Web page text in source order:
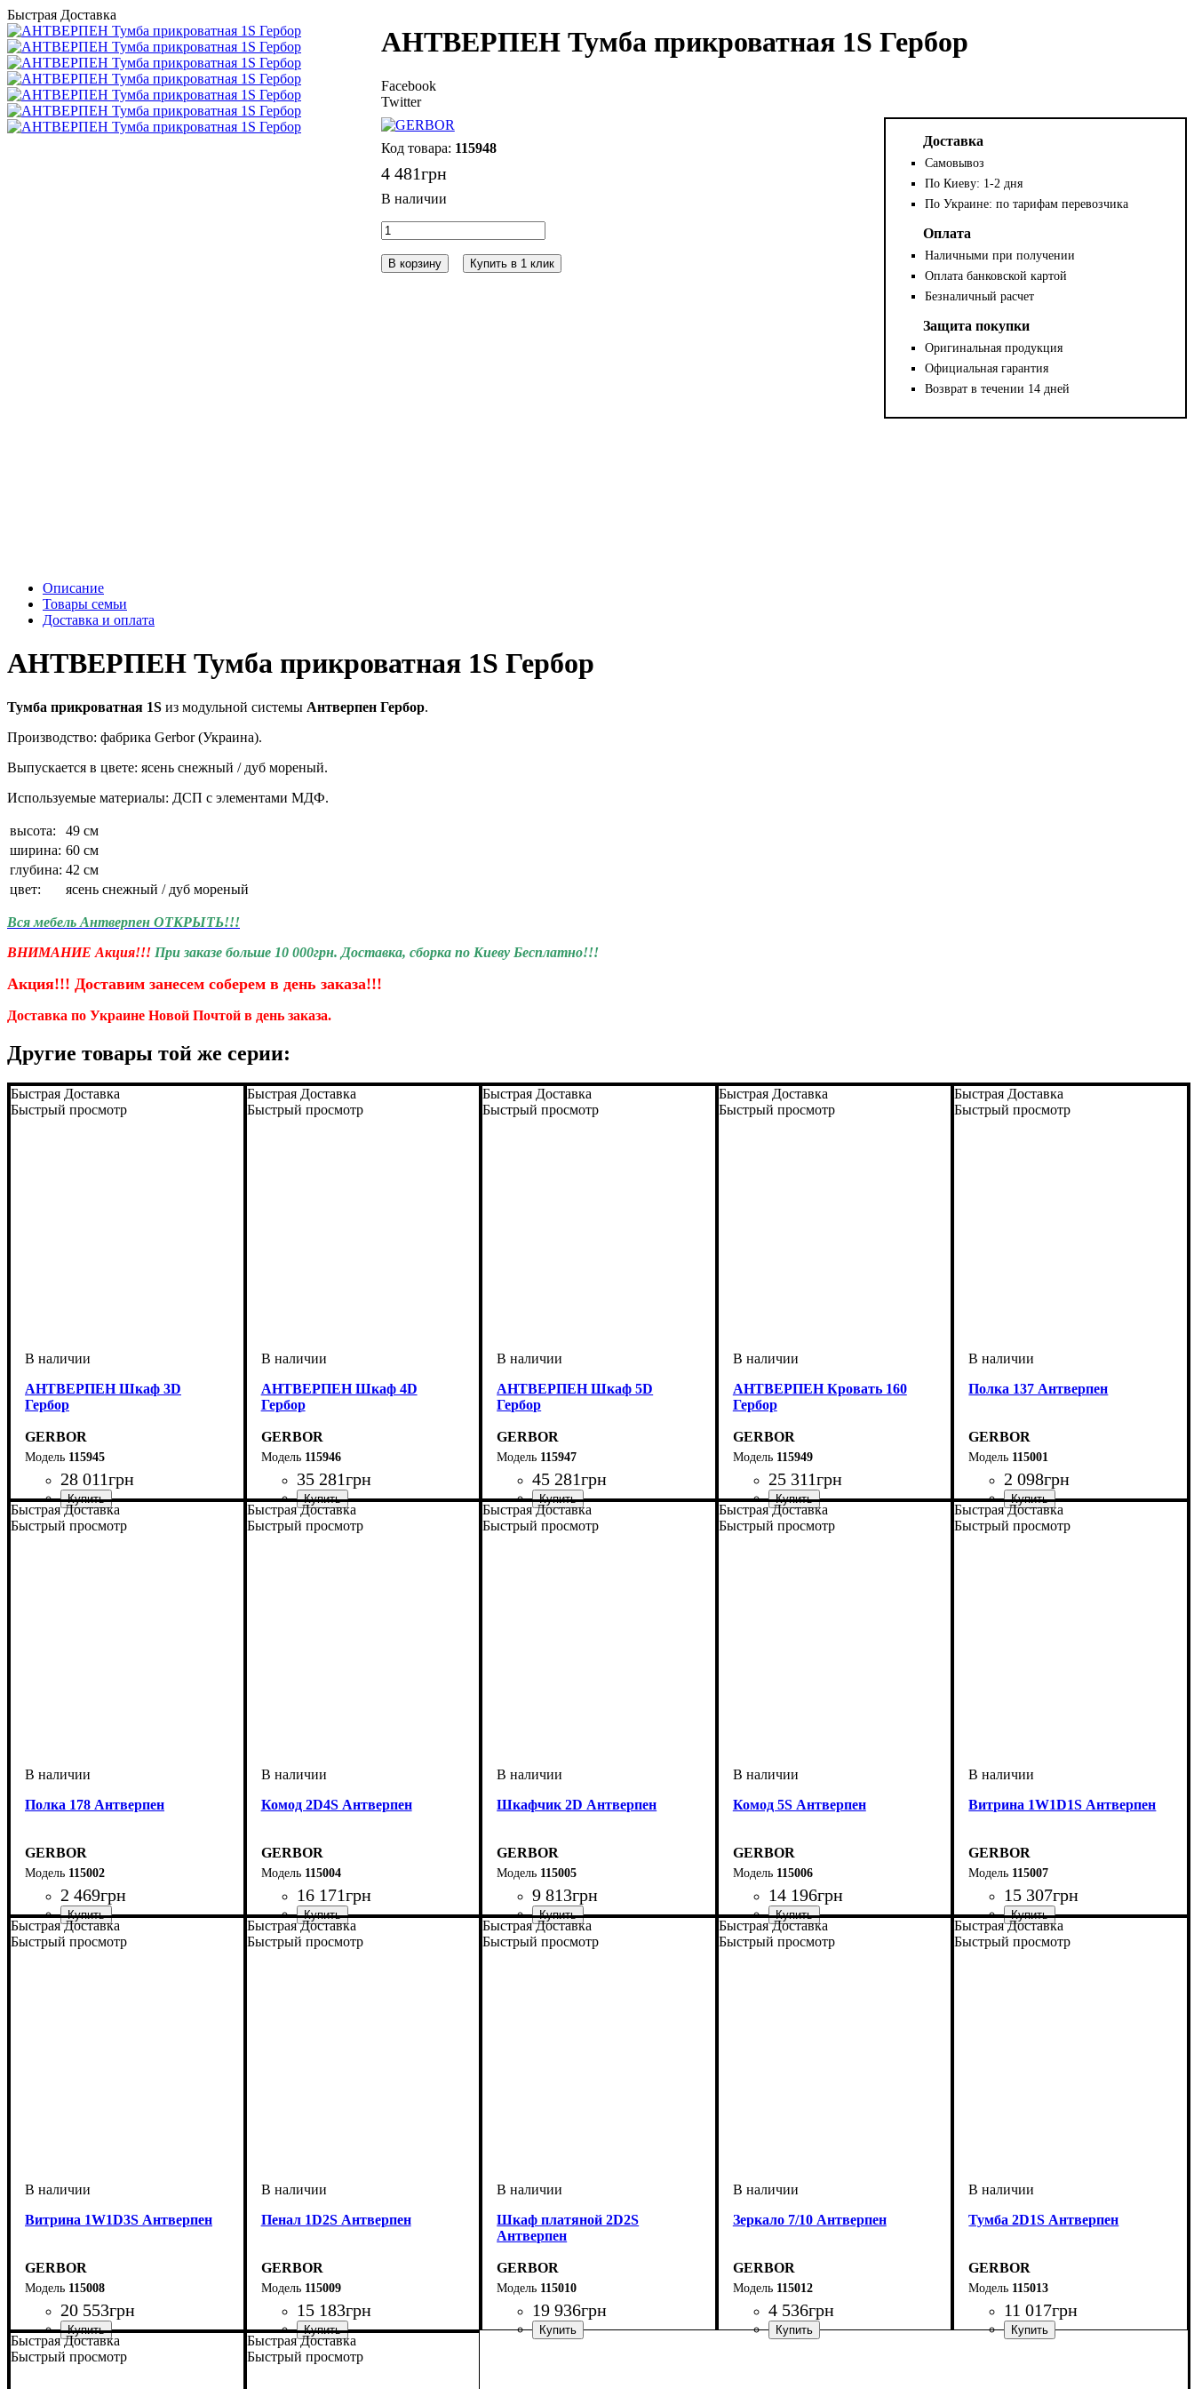
Быстрая Доставка
АНТВЕРПЕН Тумба прикроватная 1S Гербор
Facebook
Twitter
115948
4 481грн
В корзину Купить в 1 клик
Доставка
Самовывоз
По Киеву: 1-2 дня
По Украине: по тарифам перевозчика
Оплата
Наличными при получении
Оплата банковской картой
Безналичный расчет
Защита покупки
Оригинальная продукция
Официальная гарантия
Возврат в течении 14 дней
Описание
Товары семьи
Доставка и оплата
АНТВЕРПЕН Тумба прикроватная 1S Гербор
Тумба прикроватная 1S из модульной системы Антверпен Гербор.
Производство: фабрика Gerbor (Украина).
Выпускается в цвете: ясень снежный / дуб мореный.
Используемые материалы: ДСП с элементами МДФ.
высота:
49 см
ширина: 60 см
глубина: 42 см
цвет:
ясень снежный / дуб мореный
Вся мебель Антверпен ОТКРЫТЬ!!!
ВНИМАНИЕ Акция!!! При заказе больше 10 000грн. Доставка, сборка по Киеву Бесплатно!!!
Акция!!! Доставим занесем соберем в день заказа!!!
Доставка по Украине Новой Почтой в день заказа.
Другие товары той же серии:
Быстрая Доставка
Быстрый просмотр
АНТВЕРПЕН Шкаф 3D
Гербор
GERBOR
115945
28 011грн
Быстрая Доставка
Быстрый просмотр
АНТВЕРПЕН Шкаф 4D
Гербор
GERBOR
115946
35 281грн
Быстрая Доставка
Быстрый просмотр
АНТВЕРПЕН Шкаф 5D
Гербор
GERBOR
115947
45 281грн
Быстрая Доставка
Быстрый просмотр
АНТВЕРПЕН Кровать 160
Гербор
GERBOR
115949
25 311грн
Быстрая Доставка
Быстрый просмотр
Полка 137 Антверпен
GERBOR
115001
2 098грн
Быстрая Доставка
Быстрый просмотр
Полка 178 Антверпен
GERBOR
115002
2 469грн
Быстрая Доставка
Быстрый просмотр
Комод 2D4S Антверпен
GERBOR
115004
16 171грн
Быстрая Доставка
Быстрый просмотр
Шкафчик 2D Антверпен
GERBOR
115005
9 813грн
Быстрая Доставка
Быстрый просмотр
Комод 5S Антверпен
GERBOR
115006
14 196грн
Быстрая Доставка
Быстрый просмотр
Витрина 1W1D1S Антверпен
GERBOR
115007
15 307грн
Быстрая Доставка
Быстрый просмотр
Витрина 1W1D3S Антверпен
GERBOR
115008
20 553грн
Быстрая Доставка
Быстрый просмотр
Пенал 1D2S Антверпен
GERBOR
115009
15 183грн
Быстрая Доставка
Быстрый просмотр
Шкаф платяной 2D2S
Антверпен
GERBOR
115010
19 936грн
Быстрая Доставка
Быстрый просмотр
Зеркало 7/10 Антверпен
GERBOR
115012
4 536грн
Быстрая Доставка
Быстрый просмотр
Тумба 2D1S Антверпен
GERBOR
115013
11 017грн
Быстрая Доставка
Быстрый просмотр
Быстрая Доставка
Быстрый просмотр